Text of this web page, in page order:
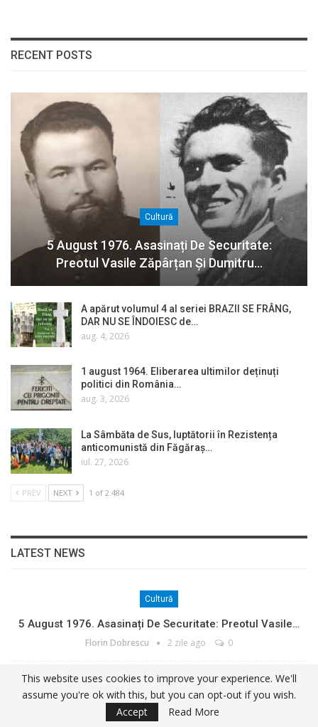
RECENT POSTS
Cultură
5 August 1976. Asasinați De Securitate:
Preotul Vasile Zăpârțan Și Dumitru…
A apărut volumul 4 al seriei BRAZII SE FRÂNG,
DAR NU SE ÎNDOIESC de…
aug. 4, 2026
1 august 1964. Eliberarea ultimilor deținuți
politici din România…
aug. 3, 2026
La Sâmbăta de Sus, luptătorii în Rezistența
anticomunistă din Făgăraș…
iul. 27, 2026
PREV NEXT 1 of 2.484
LATEST NEWS
Cultură
5 August 1976. Asasinați De Securitate: Preotul Vasile…
Florin Dobrescu 2 zile ago 0
Cultură
A Apărut Volumul 4 Al Seriei BRAZII SE FRÂNG, DAR NU
SE…
This website uses cookies to improve your experience. We'll
assume you're ok with this, but you can opt-out if you wish.
Accept
Read More